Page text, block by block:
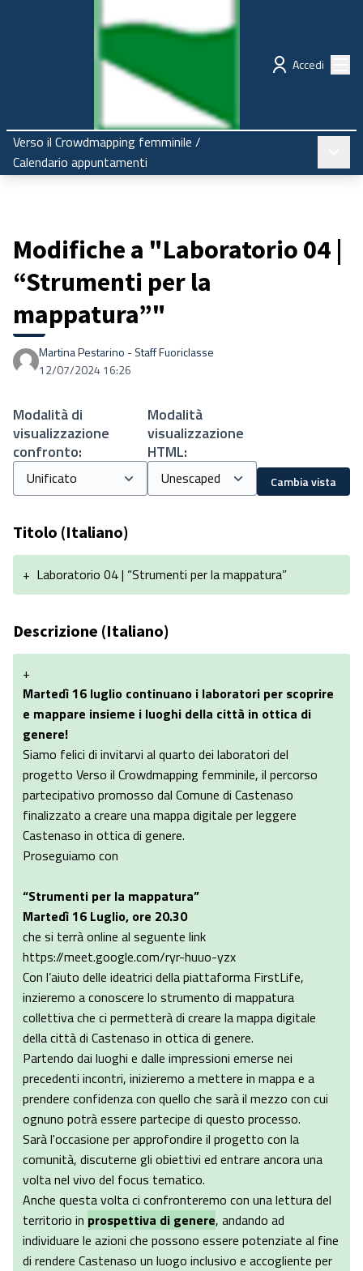
Regione Emilia-Romagna Partecipazione
Accedi
Verso il Crowdmapping femminile /
Calendario appuntamenti
Modifiche a "Laboratorio 04 |
“Strumenti per la
mappatura”"
Martina Pestarino - Staff Fuoriclasse
12/07/2024 16:26
Modalità di
visualizzazione
confronto:
Modalità
visualizzazione
HTML:
Cambia vista
Titolo (Italiano)
+ Laboratorio 04 | “Strumenti per la mappatura”
Descrizione (Italiano)
+
Martedì 16 luglio continuano i laboratori per scoprire
e mappare insieme i luoghi della città in ottica di
genere!
Siamo felici di invitarvi al quarto dei laboratori del
progetto Verso il Crowdmapping femminile, il percorso
partecipativo promosso dal Comune di Castenaso
finalizzato a creare una mappa digitale per leggere
Castenaso in ottica di genere.
Proseguiamo con
“Strumenti per la mappatura”
Martedì 16 Luglio, ore 20.30
che si terrà online al seguente link
https://meet.google.com/ryr-huuo-yzx
Con l’aiuto delle ideatrici della piattaforma FirstLife,
inzieremo a conoscere lo strumento di mappatura
collettiva che ci permetterà di creare la mappa digitale
della città di Castenaso in ottica di genere.
Partendo dai luoghi e dalle impressioni emerse nei
precedenti incontri, inizieremo a mettere in mappa e a
prendere confidenza con quello che sarà il mezzo con cui
ognuno potrà essere partecipe di questo processo.
Sarà l'occasione per approfondire il progetto con la
comunità, discuterne gli obiettivi ed entrare ancora una
volta nel vivo del focus tematico.
Anche questa volta ci confronteremo con una lettura del
territorio in prospettiva di genere, andando ad
individuare le azioni che possono essere potenziate al fine
di rendere Castenaso un luogo inclusivo e accogliente per